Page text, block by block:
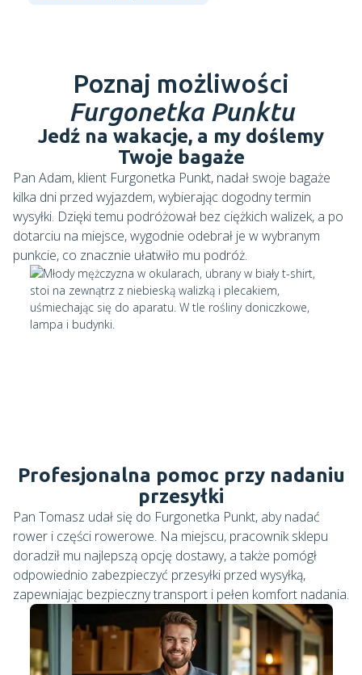
Poznaj możliwości
Furgonetka Punktu
Jedź na wakacje, a my doślemy
Twoje bagaże
Pan Adam, klient Furgonetka Punkt, nadał swoje bagaże
kilka dni przed wyjazdem, wybierając dogodny termin
wysyłki. Dzięki temu podróżował bez ciężkich walizek, a po
dotarciu na miejsce, wygodnie odebrał je w wybranym
punkcie, co znacznie ułatwiło mu podróż.
Profesjonalna pomoc przy nadaniu
przesyłki
Pan Tomasz udał się do Furgonetka Punkt, aby nadać
rower i części rowerowe. Na miejscu, pracownik sklepu
doradził mu najlepszą opcję dostawy, a także pomógł
odpowiednio zabezpieczyć przesyłki przed wysyłką,
zapewniając bezpieczny transport i pełen komfort nadania.